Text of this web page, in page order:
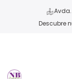
Avda.
Descubre